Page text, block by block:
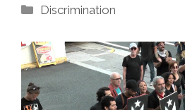
Catégories
Discrimination